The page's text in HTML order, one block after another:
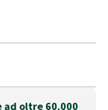
ad oltre 60.000